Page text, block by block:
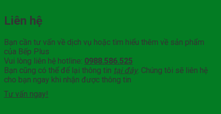
Liên hệ
Bạn cần tư vấn về dịch vụ hoặc tìm hiểu thêm về sản phẩm
của Bếp Plus
Vui lòng liên hệ hotline: 0988.586.525
Bạn cũng có thể để lại thông tin tại đây. Chúng tôi sẽ liên hệ
cho bạn ngay khi nhận được thông tin
Tư vấn ngay!